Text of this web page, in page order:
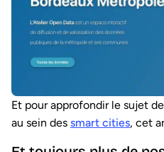
Et pour approfondir le sujet
au sein des smart cities, cet